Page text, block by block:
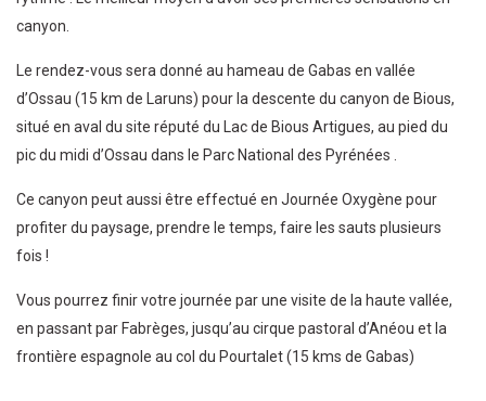
canyon.
Le rendez-vous sera donné au hameau de Gabas en vallée
d’Ossau (15 km de Laruns) pour la descente du canyon de Bious,
situé en aval du site réputé du Lac de Bious Artigues, au pied du
pic du midi d’Ossau dans le Parc National des Pyrénées .
Ce canyon peut aussi être effectué en Journée Oxygène pour
profiter du paysage, prendre le temps, faire les sauts plusieurs
fois !
Vous pourrez finir votre journée par une visite de la haute vallée,
en passant par Fabrèges, jusqu’au cirque pastoral d’Anéou et la
frontière espagnole au col du Pourtalet (15 kms de Gabas)